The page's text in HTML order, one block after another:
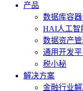
产品
数据库容
HAI人工智
数据资产
通用开发平
税小秘
解决方案
金融行业